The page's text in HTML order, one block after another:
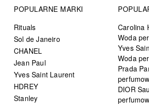
POPULARNE MARKI
Rituals
Sol de Janeiro
CHANEL
Jean Paul
Yves Saint Laurent
HDREY
Stanley
Carolina
Woda
Yves
Woda
Prada
DIOR